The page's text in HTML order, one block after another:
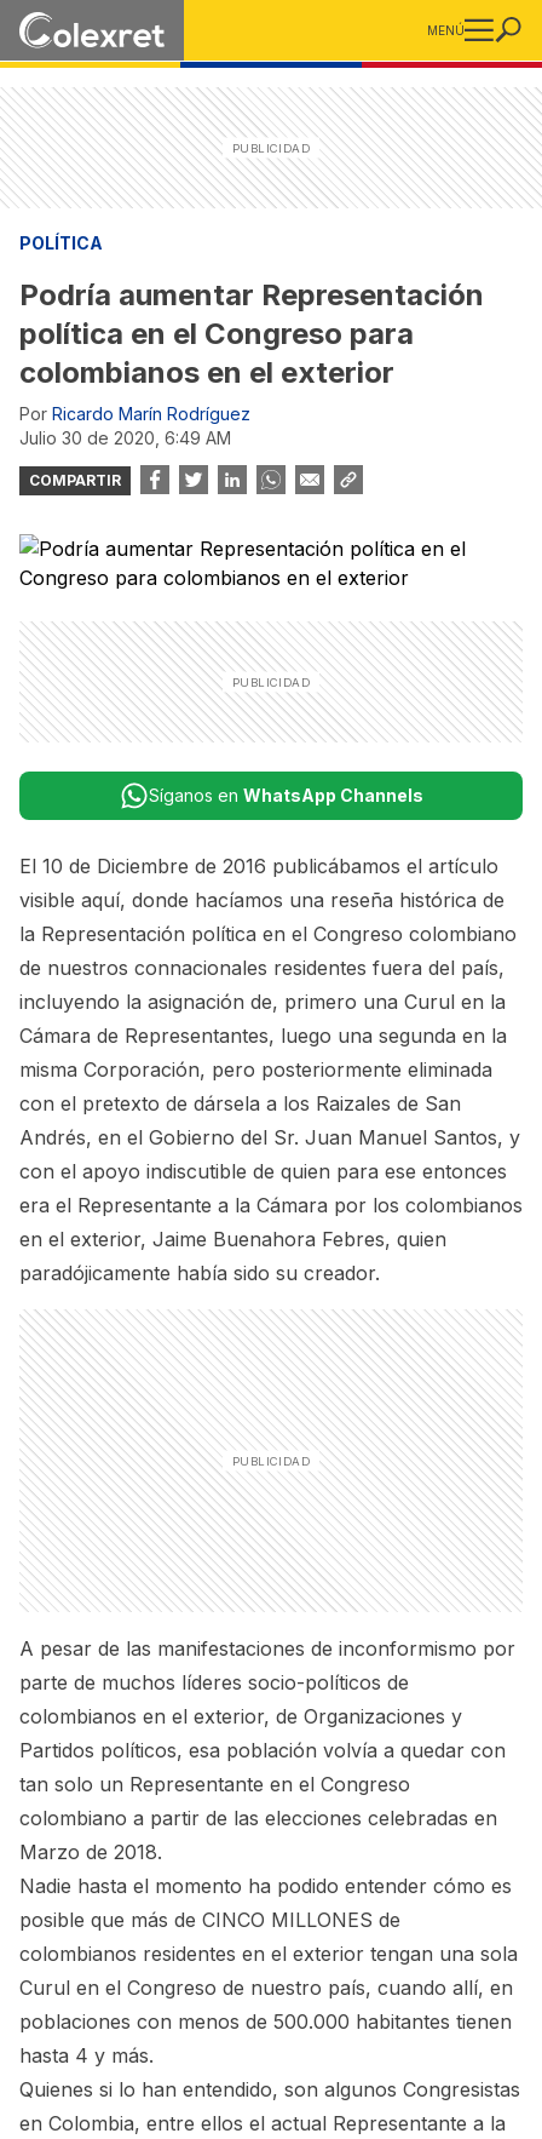
MENÚ
POLÍTICA
Podría aumentar Representación
política en el Congreso para
colombianos en el exterior
Por Ricardo Marín Rodríguez
julio 30 de 2020, 6:49 AM
COMPARTIR
Síganos en WhatsApp Channels
El 10 de Diciembre de 2016 publicábamos el artículo
visible aquí, donde hacíamos una reseña histórica de
la Representación política en el Congreso colombiano
de nuestros connacionales residentes fuera del país,
incluyendo la asignación de, primero una Curul en la
Cámara de Representantes, luego una segunda en la
misma Corporación, pero posteriormente eliminada
con el pretexto de dársela a los Raizales de San
Andrés, en el Gobierno del Sr. Juan Manuel Santos, y
con el apoyo indiscutible de quien para ese entonces
era el Representante a la Cámara por los colombianos
en el exterior, Jaime Buenahora Febres, quien
paradójicamente había sido su creador.
A pesar de las manifestaciones de inconformismo por
parte de muchos líderes socio-políticos de
colombianos en el exterior, de Organizaciones y
Partidos políticos, esa población volvía a quedar con
tan solo un Representante en el Congreso
colombiano a partir de las elecciones celebradas en
Marzo de 2018.
Nadie hasta el momento ha podido entender cómo es
posible que más de CINCO MILLONES de
colombianos residentes en el exterior tengan una sola
Curul en el Congreso de nuestro país, cuando allí, en
poblaciones con menos de 500.000 habitantes tienen
hasta 4 y más.
Quienes si lo han entendido, son algunos Congresistas
en Colombia, entre ellos el actual Representante a la